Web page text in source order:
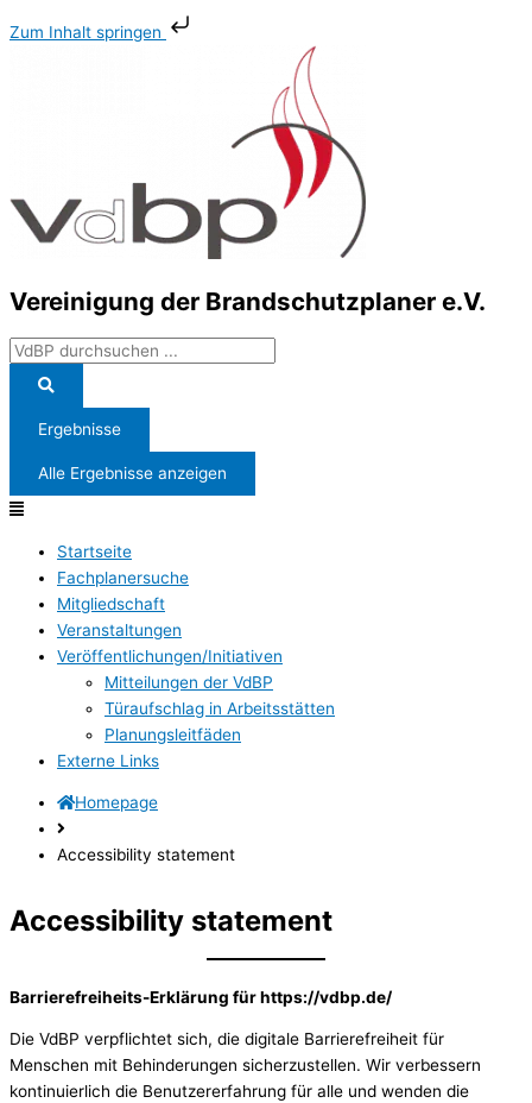
Zum Inhalt springen
Inhalt
Vereinigung der Brandschutzplaner e.V.
...
Ergebnisse
Alle Ergebnisse anzeigen
Menu
Startseite
Fachplanersuche
Mitgliedschaft
Veranstaltungen
Veröffentlichungen/Initiativen
Mitteilungen der VdBP
Türaufschlag in Arbeitsstätten
Planungsleitfäden
Externe Links
Homepage
Accessibility statement
Accessibility statement
Barrierefreiheits-Erklärung für https://vdbp.de/
Die VdBP verpflichtet sich, die digitale Barrierefreiheit für
Menschen mit Behinderungen sicherzustellen. Wir verbessern
kontinuierlich die Benutzererfahrung für alle und wenden die